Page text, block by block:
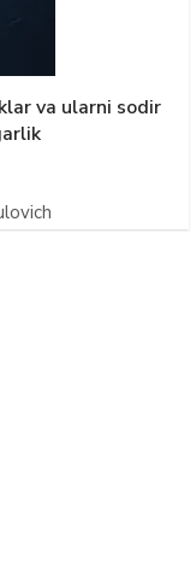
va ularni sodir